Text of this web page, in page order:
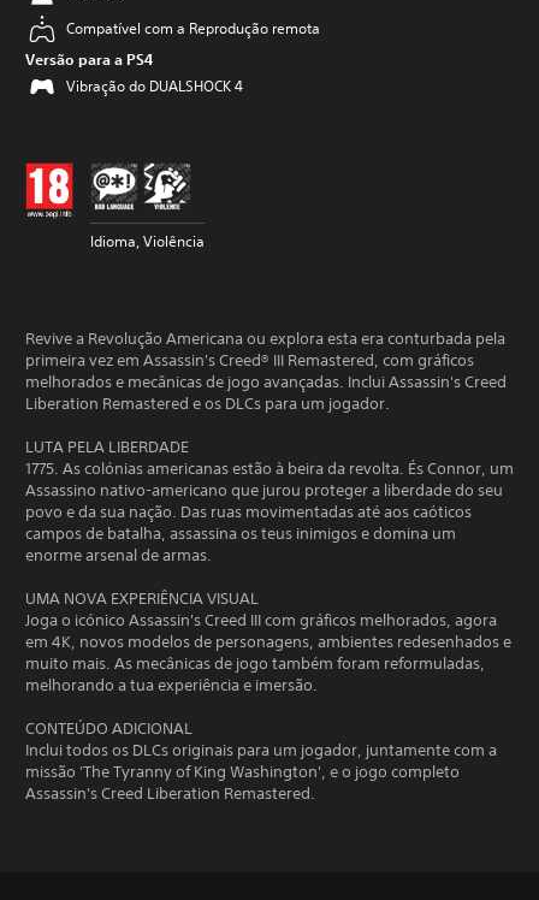
Compatível com a Reprodução remota
Versão para a PS4
Vibração do DUALSHOCK 4
Idioma, Violência
Revive a Revolução Americana ou explora esta era conturbada pela
primeira vez em Assassin's Creed® III Remastered, com gráficos
melhorados e mecânicas de jogo avançadas. Inclui Assassin's Creed
Liberation Remastered e os DLCs para um jogador.
LUTA PELA LIBERDADE
1775. As colónias americanas estão à beira da revolta. És Connor, um
Assassino nativo-americano que jurou proteger a liberdade do seu
povo e da sua nação. Das ruas movimentadas até aos caóticos
campos de batalha, assassina os teus inimigos e domina um
enorme arsenal de armas.
UMA NOVA EXPERIÊNCIA VISUAL
Joga o icónico Assassin's Creed III com gráficos melhorados, agora
em 4K, novos modelos de personagens, ambientes redesenhados e
muito mais. As mecânicas de jogo também foram reformuladas,
melhorando a tua experiência e imersão.
CONTEÚDO ADICIONAL
Inclui todos os DLCs originais para um jogador, juntamente com a
missão 'The Tyranny of King Washington', e o jogo completo
Assassin's Creed Liberation Remastered.